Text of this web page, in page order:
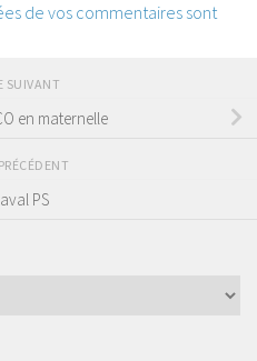
de vos commentaires sont
SUIVANT
en maternelle
PS